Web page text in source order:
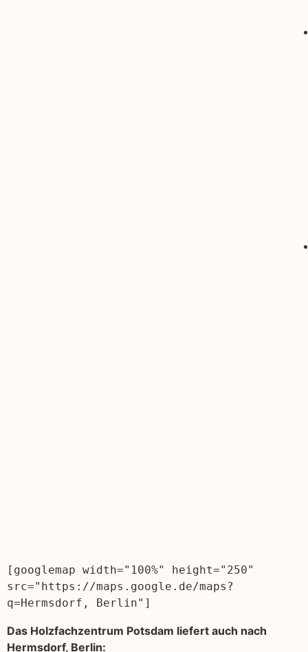
[googlemap width="100%" height="250"
src="https://maps.google.de/maps?
q=Hermsdorf, Berlin"]
Das Holzfachzentrum Potsdam liefert auch nach
Hermsdorf, Berlin: